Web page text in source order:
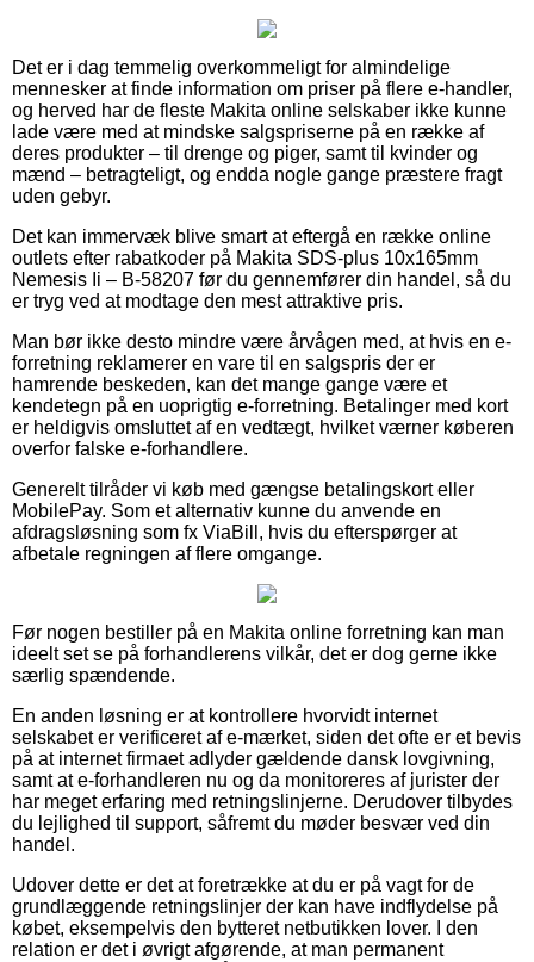
Det er i dag temmelig overkommeligt for almindelige
mennesker at finde information om priser på flere e-handler,
og herved har de fleste Makita online selskaber ikke kunne
lade være med at mindske salgspriserne på en række af
deres produkter – til drenge og piger, samt til kvinder og
mænd – betragteligt, og endda nogle gange præstere fragt
uden gebyr.
Det kan immervæk blive smart at eftergå en række online
outlets efter rabatkoder på Makita SDS-plus 10x165mm
Nemesis Ii – B-58207 før du gennemfører din handel, så du
er tryg ved at modtage den mest attraktive pris.
Man bør ikke desto mindre være årvågen med, at hvis en e-
forretning reklamerer en vare til en salgspris der er
hamrende beskeden, kan det mange gange være et
kendetegn på en uoprigtig e-forretning. Betalinger med kort
er heldigvis omsluttet af en vedtægt, hvilket værner køberen
overfor falske e-forhandlere.
Generelt tilråder vi køb med gængse betalingskort eller
MobilePay. Som et alternativ kunne du anvende en
afdragsløsning som fx ViaBill, hvis du efterspørger at
afbetale regningen af flere omgange.
Før nogen bestiller på en Makita online forretning kan man
ideelt set se på forhandlerens vilkår, det er dog gerne ikke
særlig spændende.
En anden løsning er at kontrollere hvorvidt internet
selskabet er verificeret af e-mærket, siden det ofte er et bevis
på at internet firmaet adlyder gældende dansk lovgivning,
samt at e-forhandleren nu og da monitoreres af jurister der
har meget erfaring med retningslinjerne. Derudover tilbydes
du lejlighed til support, såfremt du møder besvær ved din
handel.
Udover dette er det at foretrække at du er på vagt for de
grundlæggende retningslinjer der kan have indflydelse på
købet, eksempelvis den bytteret netbutikken lover. I den
relation er det i øvrigt afgørende, at man permanent